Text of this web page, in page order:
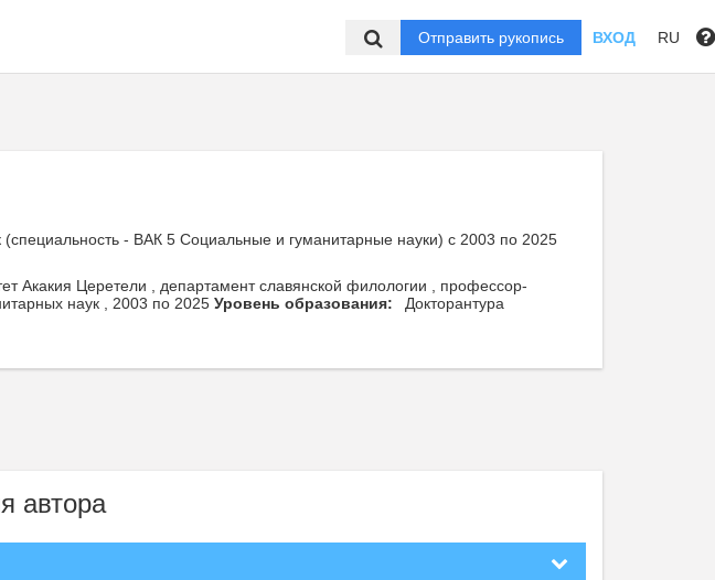
Отправить рукопись ВХОД RU
(специальность - ВАК 5 Социальные и гуманитарные науки) с 2003 по 2025
Акакия Церетели , департамент славянской филологии , профессор-
наук , 2003 по 2025 Уровень образования:
Докторантура
автора